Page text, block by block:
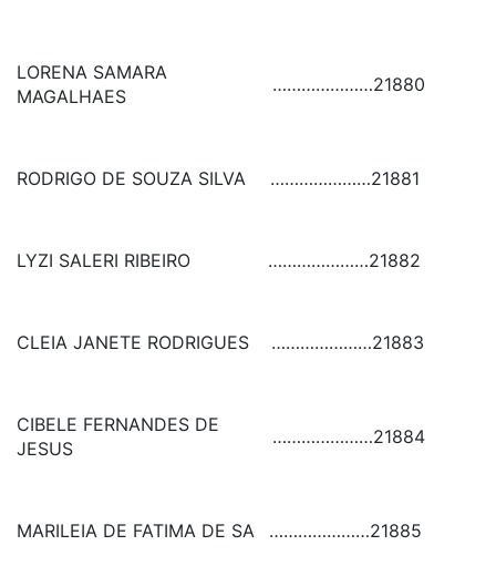
LORENA SAMARA
MAGALHAES
…………………21880
RODRIGO DE SOUZA SILVA …………………21881
LYZI SALERI RIBEIRO …………………21882
CLEIA JANETE RODRIGUES …………………21883
CIBELE FERNANDES DE
JESUS
…………………21884
MARILEIA DE FATIMA DE SA …………………21885